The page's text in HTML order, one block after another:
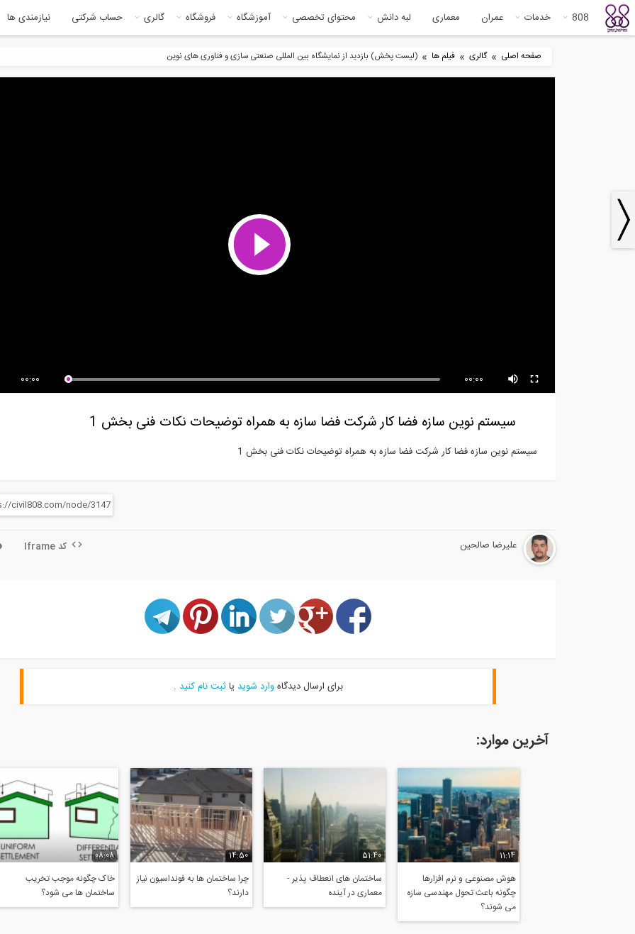
808 خدمات عمران معماری لبه دانش محتوای تخصصی آموزشگاه فروشگاه گالری حساب شرکتی نیازمندی ها
صفحه اصلی » گالری » فیلم ها » (لیست پخش) بازدید از نمایشگاه بین المللی صنعتی سازی و فناوری های نوین
00:00 00:00
سیستم نوین سازه فضا کار شرکت فضا سازه به همراه توضیحات نکات فنی بخش 1
سیستم نوین سازه فضا کار شرکت فضا سازه به همراه توضیحات نکات فنی بخش 1
علیرضا صالحین کد Iframe
برای ارسال دیدگاهوارد شوید یاثبت نام کنید .
آخرین موارد:
11:14
هوش مصنوعی و نرم افزارها
چگونه باعث تحول مهندسی سازه
می شوند؟
51:40
ساختمان های انعطاف پذیر -
معماری در آینده
14:50
چرا ساختمان ها به فونداسیون نیاز
دارند؟
08:08
خاک چگونه موجب تخریب
ساختمان ها می شود؟